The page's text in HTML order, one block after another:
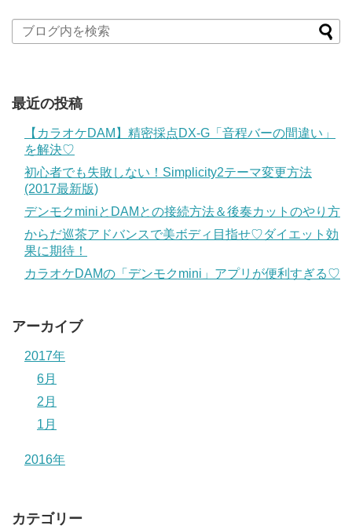
最近の投稿
【カラオケDAM】精密採点DX-G「音程バーの間違い」
を解決♡
初心者でも失敗しない！Simplicity2テーマ変更方法
(2017最新版)
デンモクminiとDAMとの接続方法＆後奏カットのやり方
からだ巡茶アドバンスで美ボディ目指せ♡ダイエット効
果に期待！
カラオケDAMの「デンモクmini」アプリが便利すぎる♡
アーカイブ
2017年
6月
2月
1月
2016年
カテゴリー